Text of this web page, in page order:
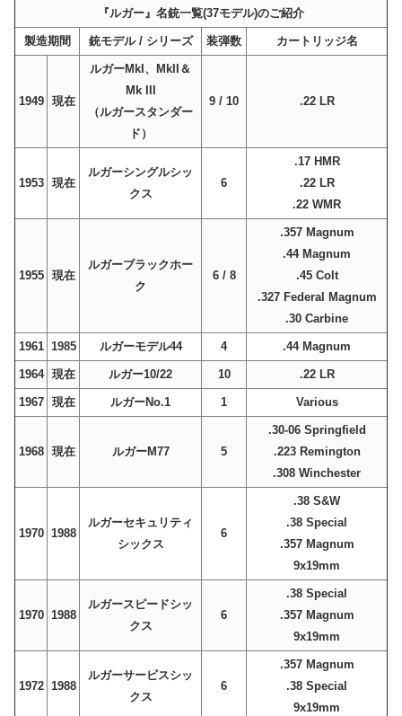
『ルガー』名銃一覧(37モデル)のご紹介
製造期間 銃モデル / シリーズ 装弾数 カートリッジ名
1949 現在
ルガーMkI、MkII＆
Mk III
（ルガースタンダー
ド）
9 / 10 .22 LR
1953 現在
ルガーシングルシッ
クス
6
.17 HMR
.22 LR
.22 WMR
1955 現在
ルガーブラックホー
ク
6 / 8
.357 Magnum
.44 Magnum
.45 Colt
.327 Federal Magnum
.30 Carbine
1961 1985 ルガーモデル44 4 .44 Magnum
1964 現在 ルガー10/22 10 .22 LR
1967 現在 ルガーNo.1 1 Various
1968 現在 ルガーM77 5
.30-06 Springfield
.223 Remington
.308 Winchester
1970 1988
ルガーセキュリティ
シックス
6
.38 S&W
.38 Special
.357 Magnum
9x19mm
1970 1988
ルガースピードシッ
クス
6
.38 Special
.357 Magnum
9x19mm
1972 1988
ルガーサービスシッ
クス
6
.357 Magnum
.38 Special
9x19mm